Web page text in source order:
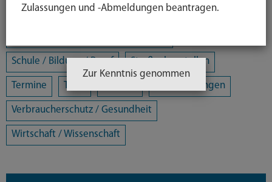
Landratsamt Mobilität
Schule / Bildung / Beruf Straßenbaustellen
Termine Tiere Veranstaltungen
Verbraucherschutz / Gesundheit
Wirtschaft / Wissenschaft
Zulassungen und -Abmeldungen beantragen.
Zur Kenntnis genommen